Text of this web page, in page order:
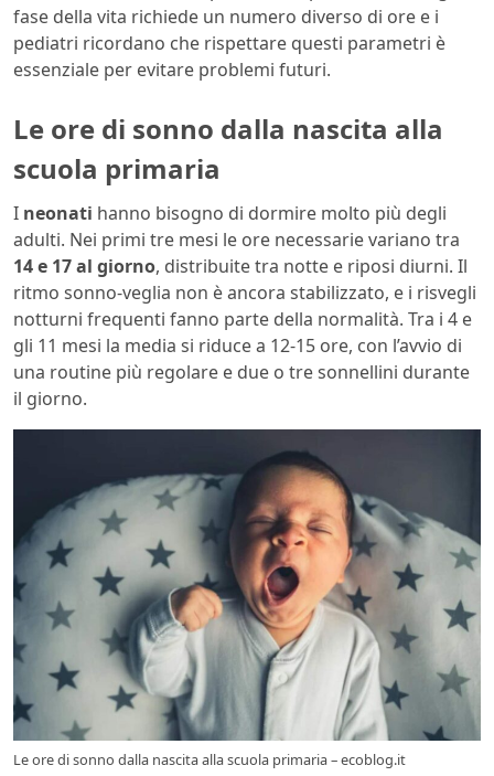
fase della vita richiede un numero diverso di ore e i
pediatri ricordano che rispettare questi parametri è
essenziale per evitare problemi futuri.
Le ore di sonno dalla nascita alla
scuola primaria
I neonati hanno bisogno di dormire molto più degli
adulti. Nei primi tre mesi le ore necessarie variano tra
14 e 17 al giorno, distribuite tra notte e riposi diurni. Il
ritmo sonno-veglia non è ancora stabilizzato, e i risvegli
notturni frequenti fanno parte della normalità. Tra i 4 e
gli 11 mesi la media si riduce a 12-15 ore, con l’avvio di
una routine più regolare e due o tre sonnellini durante
il giorno.
Le ore di sonno dalla nascita alla scuola primaria – ecoblog.it